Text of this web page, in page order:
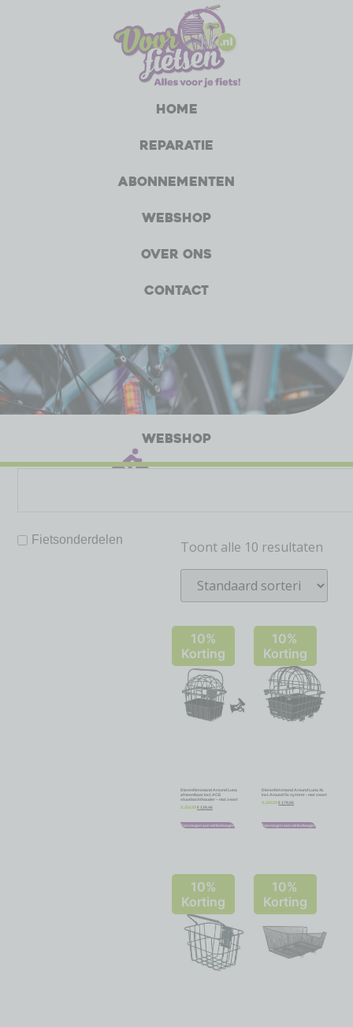
Home
Reparatie
Abonnementen
Webshop
Over ons
Contact
WEBSHOP
Fietsonderdelen Toont alle 10 resultaten
10%
Korting
Dierenfietsmand Around Luna
afneembaar incl. ACE
stuurbochthouder – mat zwart
€ 154,95 € 139,46
Toevoegen aan winkelwagen
10%
Korting
Dierenfietsmand Around Luna XL
incl. Around fix system – mat zwart
€ 198,95 € 179,06
Toevoegen aan winkelwagen
10%
Korting
10%
Korting